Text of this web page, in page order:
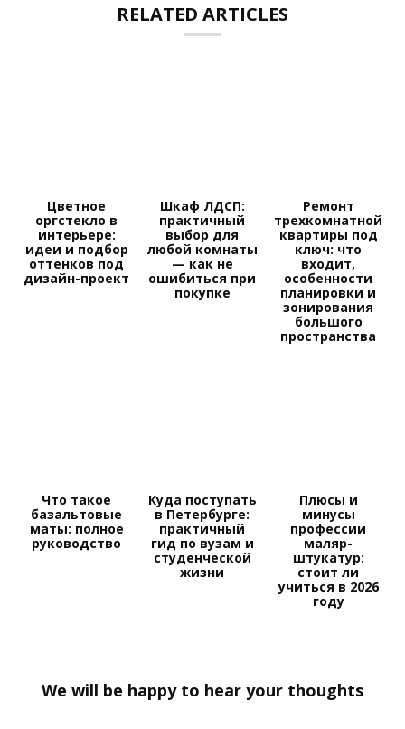
RELATED ARTICLES
Цветное
оргстекло в
интерьере:
идеи и подбор
оттенков под
дизайн-проект
Шкаф ЛДСП:
практичный
выбор для
любой комнаты
— как не
ошибиться при
покупке
Ремонт
трехкомнатной
квартиры под
ключ: что
входит,
особенности
планировки и
зонирования
большого
пространства
Что такое
базальтовые
маты: полное
руководство
Куда поступать
в Петербурге:
практичный
гид по вузам и
студенческой
жизни
Плюсы и
минусы
профессии
маляр-
штукатур:
стоит ли
учиться в 2026
году
We will be happy to hear your thoughts